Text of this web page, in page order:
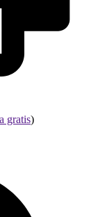
gratis)